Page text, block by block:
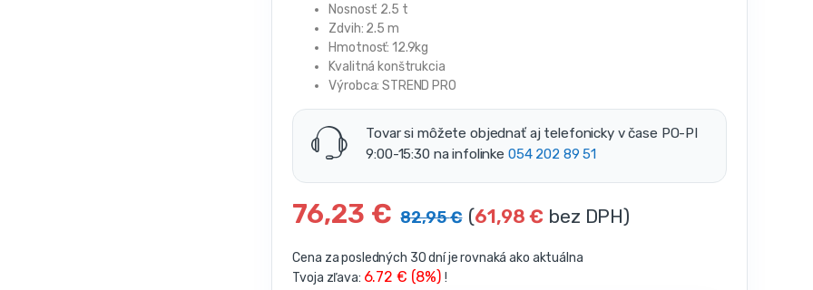
Nosnosť: 2.5 t
Zdvih: 2.5 m
Hmotnosť: 12.9kg
Kvalitná konštrukcia
Výrobca: STREND PRO
Tovar si môžete objednať aj telefonicky v čase PO-PI
9:00-15:30 na infolinke 054 202 89 51
76,23 € 82,95€ (61,98€ bez DPH)
Cena za posledných 30 dní je rovnaká ako aktuálna
Tvoja zľava: 6.72 € (8%) !